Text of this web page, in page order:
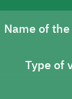
Name of
Type of